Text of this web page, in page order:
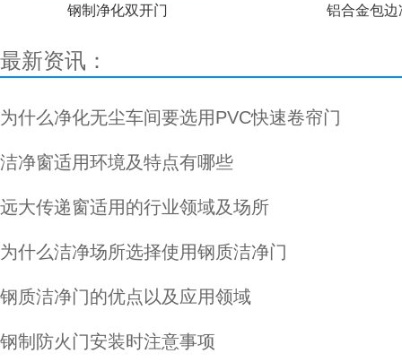
钢制净化双开门 铝合金包
最新资讯：
为什么净化无尘车间要选用PVC快速卷帘门
洁净窗适用环境及特点有哪些
远大传递窗适用的行业领域及场所
为什么洁净场所选择使用钢质洁净门
钢质洁净门的优点以及应用领域
钢制防火门安装时注意事项